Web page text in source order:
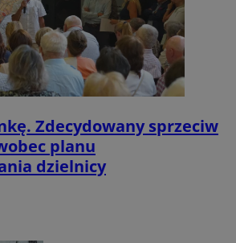
Zdecydowany sprzeciw
planu
dzielnicy